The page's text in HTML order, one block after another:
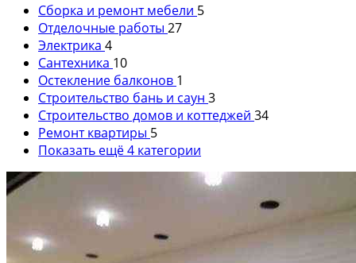
Сборка и ремонт мебели 5
Отделочные работы 27
Электрика 4
Сантехника 10
Остекление балконов 1
Строительство бань и саун 3
Строительство домов и коттеджей 34
Ремонт квартиры 5
Показать ещё 4 категории